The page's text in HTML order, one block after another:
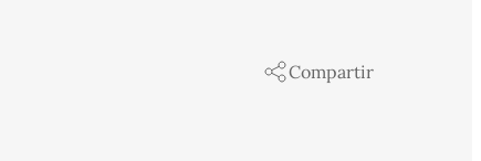
Compartir